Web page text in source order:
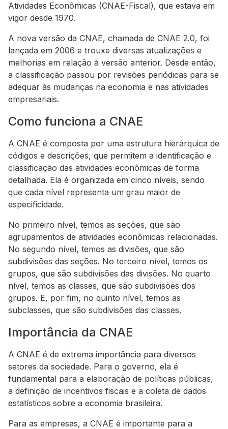
Atividades Econômicas (CNAE-Fiscal), que estava em
vigor desde 1970.
A nova versão da CNAE, chamada de CNAE 2.0, foi
lançada em 2006 e trouxe diversas atualizações e
melhorias em relação à versão anterior. Desde então,
a classificação passou por revisões periódicas para se
adequar às mudanças na economia e nas atividades
empresariais.
Como funciona a CNAE
A CNAE é composta por uma estrutura hierárquica de
códigos e descrições, que permitem a identificação e
classificação das atividades econômicas de forma
detalhada. Ela é organizada em cinco níveis, sendo
que cada nível representa um grau maior de
especificidade.
No primeiro nível, temos as seções, que são
agrupamentos de atividades econômicas relacionadas.
No segundo nível, temos as divisões, que são
subdivisões das seções. No terceiro nível, temos os
grupos, que são subdivisões das divisões. No quarto
nível, temos as classes, que são subdivisões dos
grupos. E, por fim, no quinto nível, temos as
subclasses, que são subdivisões das classes.
Importância da CNAE
A CNAE é de extrema importância para diversos
setores da sociedade. Para o governo, ela é
fundamental para a elaboração de políticas públicas,
a definição de incentivos fiscais e a coleta de dados
estatísticos sobre a economia brasileira.
Para as empresas, a CNAE é importante para a